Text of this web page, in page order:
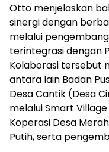
Otto menjelaskan
sinergi dengan
melalui
terintegrasi dengan
Kolaborasi tersebut
antara lain Badan
Desa Cantik (Desa
melalui Smart
Koperasi Desa
Putih, serta